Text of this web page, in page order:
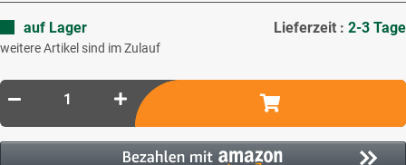
auf Lager Lieferzeit : 2-3 Tage
weitere Artikel sind im Zulauf